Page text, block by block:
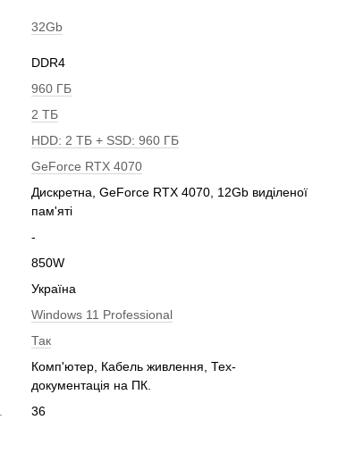
32Gb
DDR4
960 ГБ
2 ТБ
HDD: 2 ТБ + SSD: 960 ГБ
GeForce RTX 4070
Дискретна, GeForce RTX 4070, 12Gb виділеної
пам'яті
-
850W
Україна
Windows 11 Professional
Так
Комп'ютер, Кабель живлення, Тех-
документація на ПК.
36